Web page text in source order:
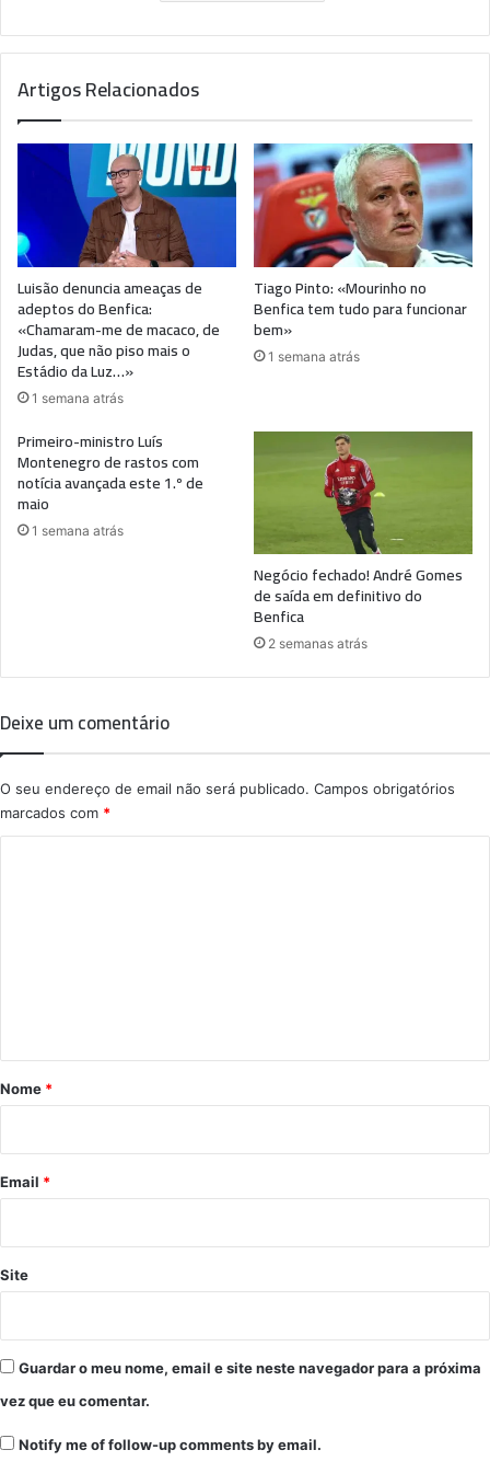
Artigos Relacionados
Luisão denuncia ameaças de
adeptos do Benfica:
«Chamaram-me de macaco, de
Judas, que não piso mais o
Estádio da Luz…»
1 semana atrás
Tiago Pinto: «Mourinho no
Benfica tem tudo para funcionar
bem»
1 semana atrás
Primeiro-ministro Luís
Montenegro de rastos com
notícia avançada este 1.º de
maio
1 semana atrás
Negócio fechado! André Gomes
de saída em definitivo do
Benfica
2 semanas atrás
Deixe um comentário
O seu endereço de email não será publicado. Campos obrigatórios
marcados com *
r
*
Nome *
Email *
Site
Guardar o meu nome, email e site neste navegador para a próxima
vez que eu comentar.
Notify me of follow-up comments by email.